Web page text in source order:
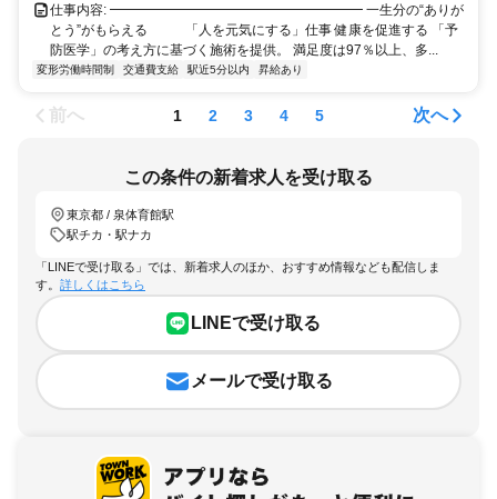
仕事内容: ━━━━━━━━━━━━━━━━━━━ 一生分の“ありが
とう”がもらえる 「人を元気にする」仕事 健康を促進する 「予
防医学」の考え方に基づく施術を提供。 満足度は97％以上、多...
変形労働時間制 交通費支給 駅近5分以内 昇給あり
前へ 1 2 3 4 5 次へ
この条件の新着求人を受け取る
東京都 / 泉体育館駅
駅チカ・駅ナカ
「LINEで受け取る」では、新着求人のほか、おすすめ情報なども配信しま
す。 詳しくはこちら
LINEで受け取る
メールで受け取る